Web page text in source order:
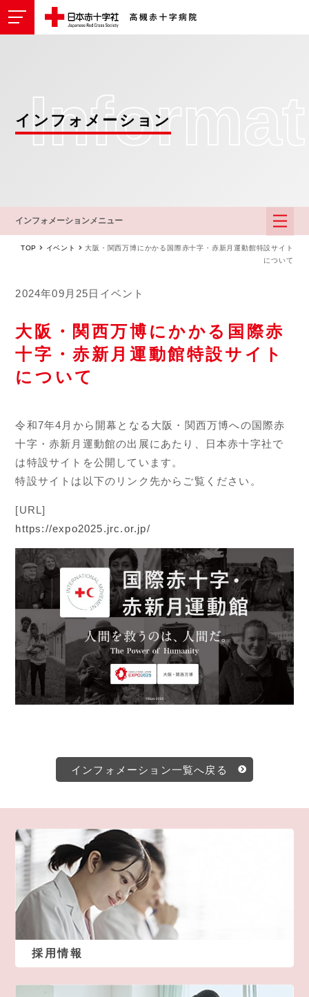
インフォメーション
インフォメーションメニュー
TOP イベント
大阪・関西万博にかかる国際赤十字・赤新月運動館特設サイト
について
2024年09月25日 イベント
大阪・関西万博にかかる国際赤
十字・赤新月運動館特設サイト
について
令和7年4月から開幕となる大阪・関西万博への国際赤
十字・赤新月運動館の出展にあたり、日本赤十字社で
は特設サイトを公開しています。
特設サイトは以下のリンク先からご覧ください。
[URL]
https://expo2025.jrc.or.jp/
インフォメーション一覧へ戻る
採用情報